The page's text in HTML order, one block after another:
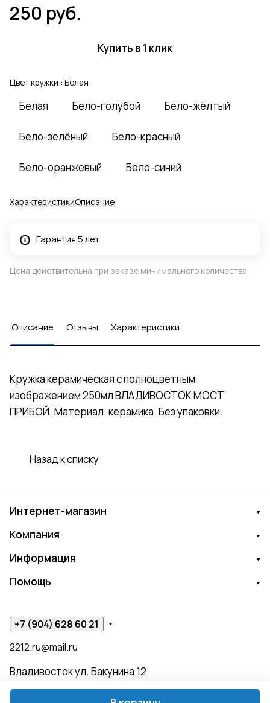
250 руб.
Купить в 1 клик
Цвет кружки : Белая
Белая Бело-голубой Бело-жёлтый
Бело-зелёный Бело-красный
Бело-оранжевый Бело-синий
ХарактеристикиОписание
Гарантия 5 лет
Цена действительна при заказе минимального количества
Описание Отзывы Характеристики
Кружка керамическая с полноцветным
изображением 250мл ВЛАДИВОСТОК МОСТ
ПРИБОЙ. Материал: керамика. Без упаковки.
Назад к списку
Интернет-магазин
Компания
Информация
Помощь
+7 (904) 628 60 21
2212.ru@mail.ru
Владивосток ул. Бакунина 12